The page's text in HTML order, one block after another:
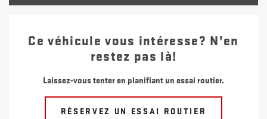
Ce véhicule vous intéresse? N’en
restez pas là!
Laissez-vous tenter en planifiant un essai routier.
RÉSERVEZ UN ESSAI ROUTIER